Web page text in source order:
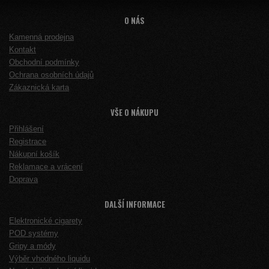
O NÁS
Kamenná prodejna
Kontakt
Obchodní podmínky
Ochrana osobních údajů
Zákaznická karta
VŠE O NÁKUPU
Přihlášení
Registrace
Nákupní košík
Reklamace a vrácení
Doprava
DALŠÍ INFORMACE
Elektronické cigarety
POD systémy
Gripy a módy
Výběr vhodného liquidu